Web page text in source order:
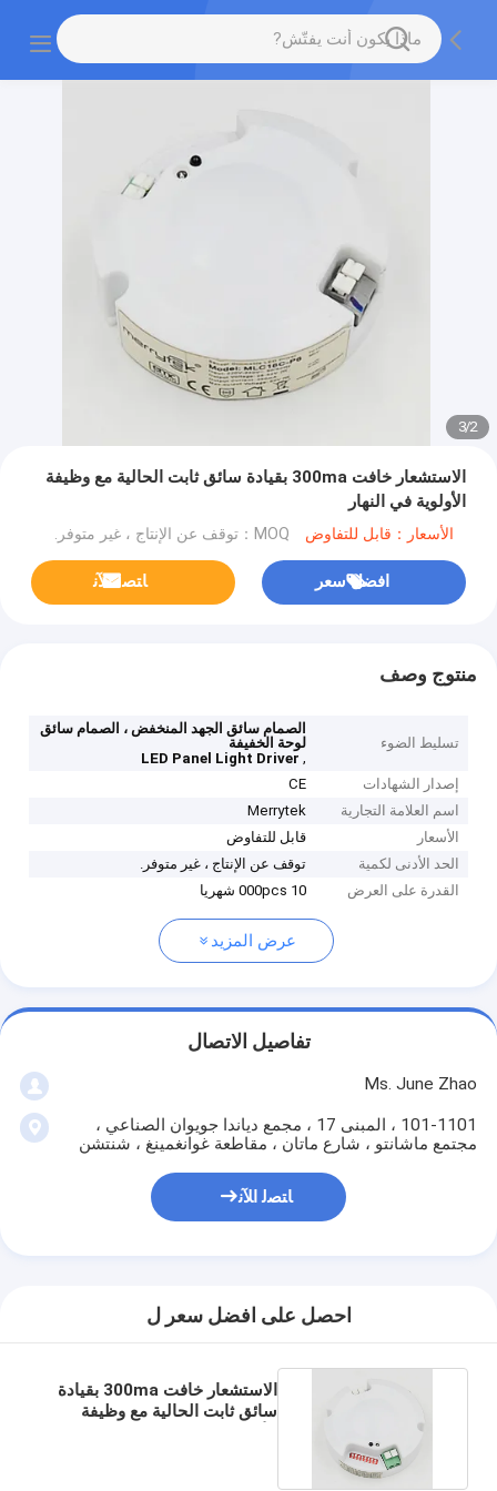
2
/
3
الاستشعار خافت 300ma بقيادة سائق ثابت الحالية مع وظيفة
الأولوية في النهار
الأسعار：قابل للتفاوض MOQ：توقف عن الإنتاج ، غير متوفر.
افضل سعر ﺎﺘﺼﻟ ﺍﻶﻧ
منتوج وصف
تسليط الضوء
الصمام سائق الجهد المنخفض ، الصمام سائق
لوحة الخفيفة
,
LED Panel Light Driver
إصدار الشهادات
CE
اسم العلامة التجارية
Merrytek
الأسعار
قابل للتفاوض
الحد الأدنى لكمية
توقف عن الإنتاج ، غير متوفر.
القدرة على العرض
10 000pcs شهريا
عرض المزيد
تفاصيل الاتصال
Ms. June Zhao
101-1101 ، المبنى 17 ، مجمع دياندا جويوان الصناعي ،
مجتمع ماشانتو ، شارع ماتان ، مقاطعة غوانغمينغ ، شنتشن
ﺎﺘﺼﻟ ﺍﻶﻧ
احصل على افضل سعر ل
الاستشعار خافت 300ma بقيادة
سائق ثابت الحالية مع وظيفة